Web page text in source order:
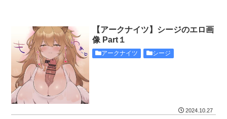
【アークナイツ】シージのエロ画
像 Part１
アークナイツ シージ
2024.10.27